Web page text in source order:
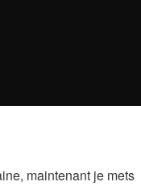
maintenant je mets